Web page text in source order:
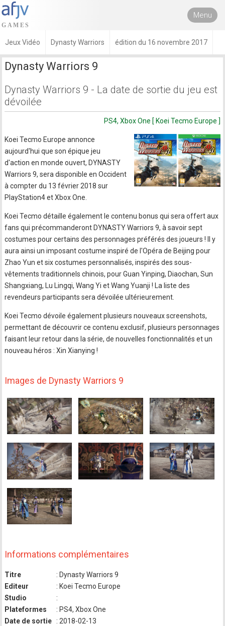
Menu
Jeux Vidéo Dynasty Warriors édition du 16 novembre 2017
Dynasty Warriors 9
Dynasty Warriors 9 - La date de sortie du jeu est
dévoilée
PS4, Xbox One [ Koei Tecmo Europe ]
Koei Tecmo Europe annonce
aujourd'hui que son épique jeu
d'action en monde ouvert, DYNASTY
Warriors 9, sera disponible en Occident
à compter du 13 février 2018 sur
PlayStation4 et Xbox One.
Koei Tecmo détaille également le contenu bonus qui sera offert aux
fans qui précommanderont DYNASTY Warriors 9, à savoir sept
costumes pour certains des personnages préférés des joueurs ! Il y
aura ainsi un imposant costume inspiré de l'Opéra de Beijing pour
Zhao Yun et six costumes personnalisés, inspirés des sous-
vêtements traditionnels chinois, pour Guan Yinping, Diaochan, Sun
Shangxiang, Lu Lingqi, Wang Yi et Wang Yuanji ! La liste des
revendeurs participants sera dévoilée ultérieurement.
Koei Tecmo dévoile également plusieurs nouveaux screenshots,
permettant de découvrir ce contenu exclusif, plusieurs personnages
faisant leur retour dans la série, de nouvelles fonctionnalités et un
nouveau héros : Xin Xianying !
Images de Dynasty Warriors 9
Informations complémentaires
Titre
: Dynasty Warriors 9
Editeur
: Koei Tecmo Europe
Studio
:
Plateformes
: PS4, Xbox One
Date de sortie
: 2018-02-13